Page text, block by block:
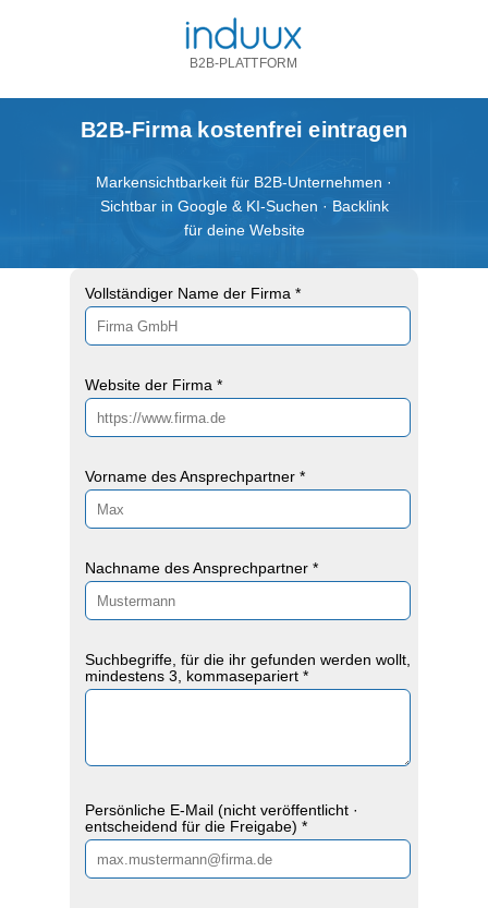
B2B-Firma kostenfrei eintragen
B2B-PLATTFORM
Vollständiger Name der Firma *
Website der Firma *
Vorname des Ansprechpartner *
Nachname des Ansprechpartner *
Suchbegriffe, für die ihr gefunden werden wollt,
mindestens 3, kommasepariert *
Persönliche E-Mail (nicht veröffentlicht ·
entscheidend für die Freigabe) *
Markensichtbarkeit für B2B-Unternehmen ·
Sichtbar in Google & KI-Suchen · Backlink
für deine Website